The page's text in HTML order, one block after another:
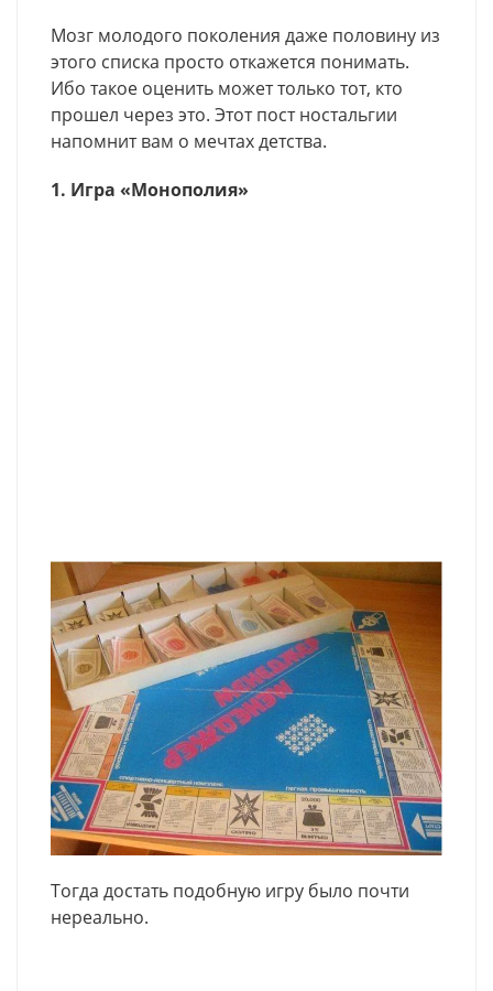
Мозг молодого поколения даже половину из
этого списка просто откажется понимать.
Ибо такое оценить может только тот, кто
прошел через это. Этот пост ностальгии
напомнит вам о мечтах детства.
1. Игра «Монополия»
Тогда достать подобную игру было почти
нереально.